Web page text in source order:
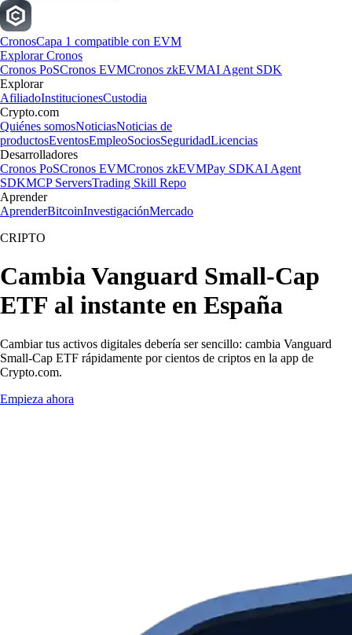
CronosCapa 1 compatible con EVM
Explorar Cronos
Cronos PoSCronos EVMCronos zkEVMAI Agent SDK
Explorar
AfiliadoInstitucionesCustodia
Crypto.com
Quiénes somosNoticiasNoticias de
productosEventosEmpleoSociosSeguridadLicencias
Desarrolladores
Cronos PoSCronos EVMCronos zkEVMPay SDKAI Agent
SDKMCP ServersTrading Skill Repo
Aprender
AprenderBitcoinInvestigaciónMercado
CRIPTO
Cambia Vanguard Small-Cap
ETF al instante en España
Cambiar tus activos digitales debería ser sencillo: cambia Vanguard
Small-Cap ETF rápidamente por cientos de criptos en la app de
Crypto.com.
Empieza ahora